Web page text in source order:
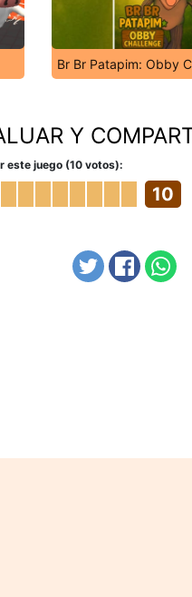
Br Br Patapim: Obby
Y
este juego (10 votos):
10